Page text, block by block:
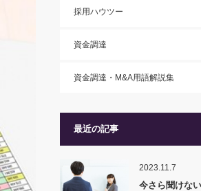
採用ハウツー
資金調達
資金調達・M&A用語解説集
最近の記事
2023.11.7
今さら聞けな